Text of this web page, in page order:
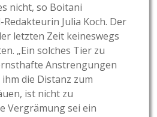
nicht, so Boitani
Julia Koch. Der
letzten Zeit keineswegs
„Ein solches Tier zu
Anstrengungen
die Distanz zum
ist nicht zu
Vergrämung sei ein